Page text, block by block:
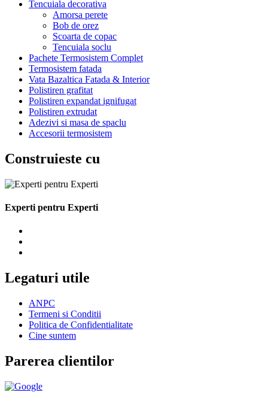
Tencuiala decorativa
Amorsa perete
Bob de orez
Scoarta de copac
Tencuiala soclu
Pachete Termosistem Complet
Termosistem fatada
Vata Bazaltica Fatada & Interior
Polistiren grafitat
Polistiren expandat ignifugat
Polistiren extrudat
Adezivi si masa de spaclu
Accesorii termosistem
Construieste cu
Experti pentru Experti
Legaturi utile
ANPC
Termeni si Conditii
Politica de Confidentialitate
Cine suntem
Parerea clientilor